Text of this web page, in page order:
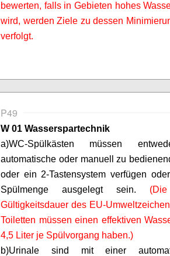
bewerten, falls in Gebieten hohes
wird, werden Ziele zu dessen
verfolgt.
P49
W 01 Wasserspartechnik
a)WC-Spülkästen müssen
automatische oder manuell zu
oder ein 2-Tastensystem verfügen
Spülmenge ausgelegt sein.
Gültigkeitsdauer des EU-
Toiletten müssen einen effektiven
4,5 Liter je Spülvorgang haben.)
b)Urinale sind mit einer